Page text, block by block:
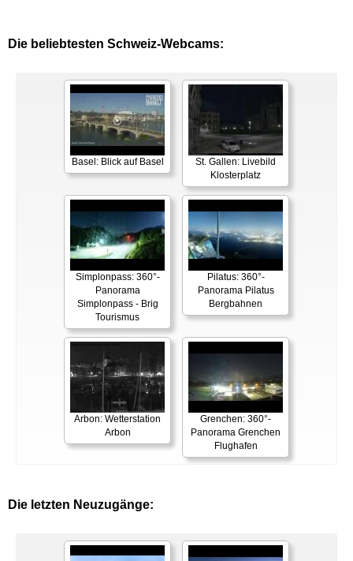
Die beliebtesten Schweiz-Webcams:
Basel: Blick auf Basel
St. Gallen: Livebild
Klosterplatz
Simplonpass: 360°-
Panorama
Simplonpass - Brig
Tourismus
Pilatus: 360°-
Panorama Pilatus
Bergbahnen
Arbon: Wetterstation
Arbon
Grenchen: 360°-
Panorama Grenchen
Flughafen
Die letzten Neuzugänge: